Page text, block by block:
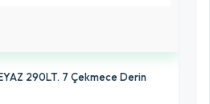
290LT. 7 Çekmece Derin